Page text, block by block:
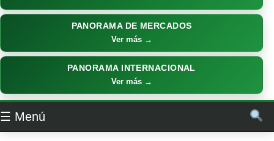
PANORAMA DE MERCADOS
Ver más →
PANORAMA INTERNACIONAL
Ver más →
☰ Menú